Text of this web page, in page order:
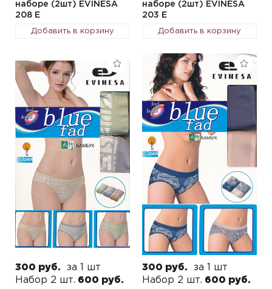
наборе (2шт) EVINESA
208 E
Добавить в корзину
наборе (2шт) EVINESA
203 E
Добавить в корзину
300 руб.
за 1 шт
Набор 2 шт. 600 руб.
300 руб.
за 1 шт
Набор 2 шт. 600 руб.